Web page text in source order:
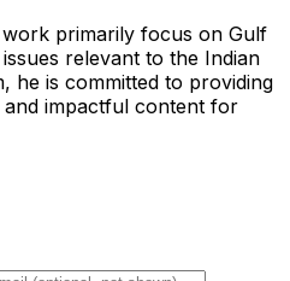
primarily focus on Gulf
relevant to the Indian
he is committed to providing
impactful content for